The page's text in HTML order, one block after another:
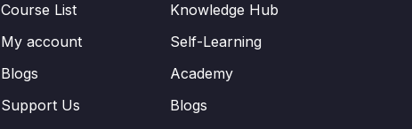
Course List
My account
Blogs
Support Us
Knowledge Hub
Self-Learning
Academy
Blogs